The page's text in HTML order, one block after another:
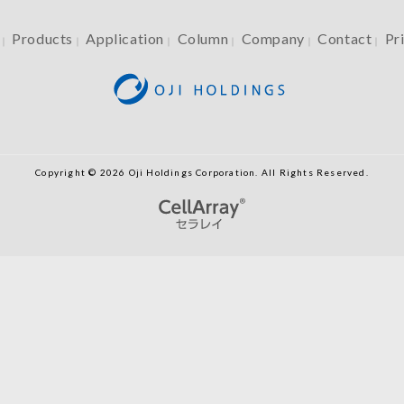
Products ｜Application Column Company ｜Contact
Copyright © 2026 Oji Holdings Corporation. All Rights Reserved.